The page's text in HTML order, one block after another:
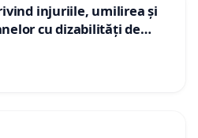
injuriile, umilirea și
cu dizabilități de
„Gorici”